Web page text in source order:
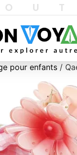
pour enfants /